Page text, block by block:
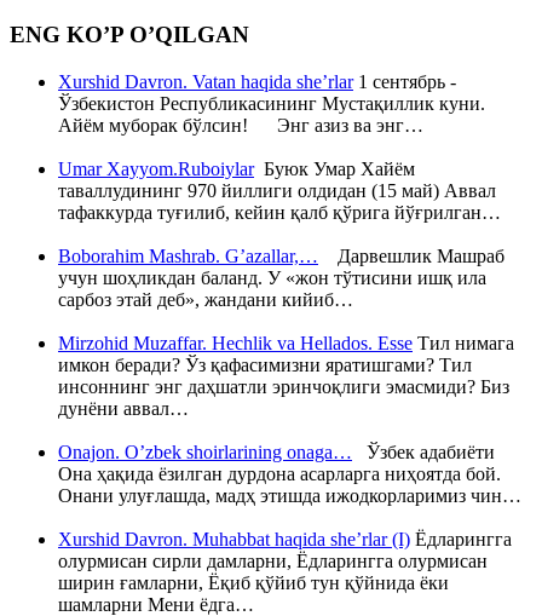
ENG KO’P O’QILGAN
Xurshid Davron. Vatan haqida she’rlar1 сентябрь -
Ўзбекистон Республикасининг Мустақиллик куни.
Айём муборак бўлсин! Энг азиз ва энг…
Umar Xayyom.RuboiylarБуюк Умар Хайём
таваллудининг 970 йиллиги олдидан (15 май) Аввал
тафаккурда туғилиб, кейин қалб қўрига йўғрилган…
Boborahim Mashrab. G’azallar,… Дарвешлик Машраб
учун шоҳликдан баланд. У «жон тўтисини ишқ ила
сарбоз этай деб», жандани кийиб…
Mirzohid Muzaffar. Hechlik va Hellados. Esse Тил нимага
имкон беради? Ўз қафасимизни яратишгами? Тил
инсоннинг энг даҳшатли эринчоқлиги эмасмиди? Биз
дунёни аввал…
Onajon. O’zbek shoirlarining onaga… Ўзбек адабиёти
Она ҳақида ёзилган дурдона асарларга ниҳоятда бой.
Онани улуғлашда, мадҳ этишда ижодкорларимиз чин…
Xurshid Davron. Muhabbat haqida she’rlar (I) Ёдларингга
олурмисан сирли дамларни, Ёдларингга олурмисан
ширин ғамларни, Ёқиб қўйиб тун қўйнида ёки
шамларни Мени ёдга…